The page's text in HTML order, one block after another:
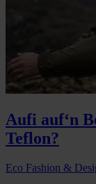
Aufi auf‘n
Teflon?
Eco Fashion &